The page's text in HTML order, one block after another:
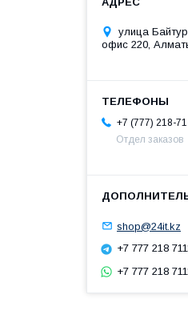
улица
офис 220,
+7 (777) 218-
Отдел заказов
shop@24it.kz
+7 777 218
+7 777 218